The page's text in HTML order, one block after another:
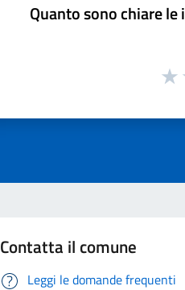
Quanto sono chiare
Contatta il comune
Leggi le domande frequenti